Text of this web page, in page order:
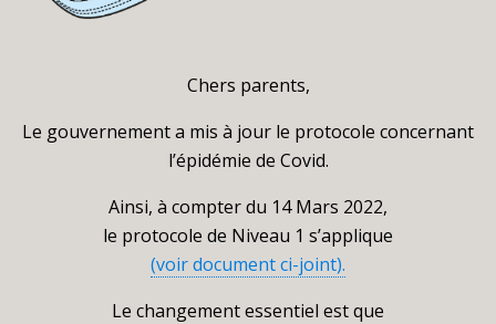
Chers parents,
Le gouvernement a mis à jour le protocole concernant
l’épidémie de Covid.
Ainsi, à compter du 14 Mars 2022,
le protocole de Niveau 1 s’applique
(voir document ci-joint).
Le changement essentiel est que